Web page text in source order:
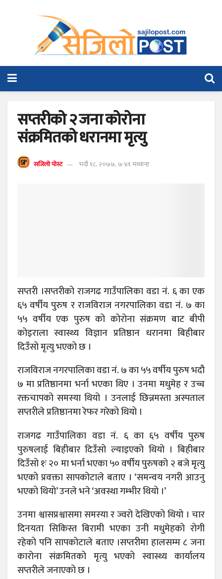
सप्तरीको २ जना कोरोना
संक्रमितको धरानमा मृत्यु
सजिलो पोस्ट भदौ १८, २०७७, ७:४१ मध्यान्ह
सप्तरी ।सप्तरीको राजगढ गाउँपालिका वडा नं. ६ का एक
६५ वर्षीय पुरुष र राजविराज नगरपालिका वडा नं. ७ का
५५ वर्षीय एक पुरुष को कोरोना संक्रमण बाट बीपी
कोइराला स्वास्थ्य विज्ञान प्रतिष्ठान धरानमा बिहीबार
दिउँसो मृत्यु भएको छ ।
राजविराज नगरपालिका वडा नं. ७ का ५५ वर्षीय पुरुष भदौ
७ मा प्रतिष्ठानमा भर्ना भएका थिए । उनमा मधुमेह र उच्च
रक्तचापको समस्या थियो । उनलाई छिन्नमस्ता अस्पताल
सप्तरीले प्रतिष्ठानमा रेफर गरेको थियो ।
राजगढ गाउँपालिका वडा नं. ६ का ६५ वर्षीय पुरुष
पुरुषलाई बिहीबार दिउँसो ल्याइएको थियो । बिहीबार
दिउँसो १ः २० मा भर्ना भएका ५० वर्षीय पुरुषको २ बजे मृत्यु
भएको प्रवक्ता सापकोटाले बताए । ‘समन्वय नगरी आउनु
भएको थियो’ उनले भने ‘अवस्था गम्भीर थियो ।’
उनमा श्वासप्रश्वासमा समस्या र ज्वरो देखिएको थियो । चार
दिनयता सिकिस्त बिरामी भएका उनी मधुमेहको रोगी
रहेको पनि सापकोटाले बताए ।सप्तरीमा हालसम्म ८ जना
कारोना संक्रमितको मृत्यु भएको स्वास्थ्य कार्यालय
सप्तरीले जनाएको छ ।